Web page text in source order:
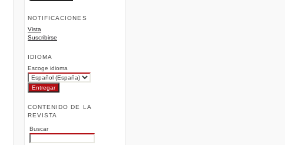
NOTIFICACIONES
Vista
Suscribirse
IDIOMA
Escoge idioma
CONTENIDO DE LA
REVISTA
Buscar